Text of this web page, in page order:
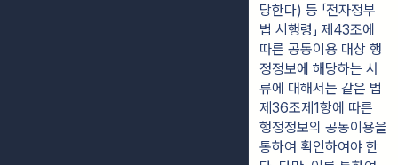
당한다) 등 「전자정부
법 시행령」 제43조에
따른 공동이용 대상 행
정정보에 해당하는 서
류에 대해서는 같은 법
제36조제1항에 따른
행정정보의 공동이용을
통하여 확인하여야 한